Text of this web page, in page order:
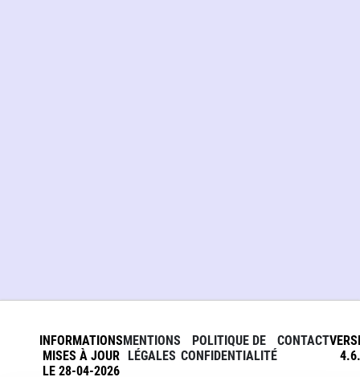
INFORMATIONS
MISES À JOUR
LE 28-04-2026
MENTIONS
LÉGALES
POLITIQUE DE
CONFIDENTIALITÉ
CONTACT